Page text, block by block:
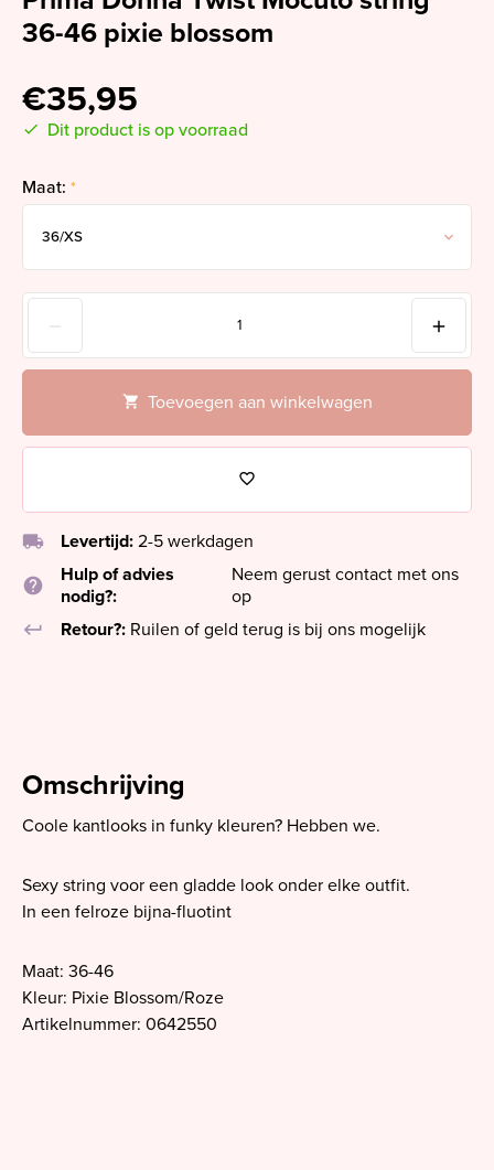
36-46 pixie blossom
€35,95
Dit product is op voorraad
Maat: *
Toevoegen aan winkelwagen
local_shipping Levertijd: 2-5 werkdagen
help
Hulp of advies
nodig?:
Neem gerust contact met ons
op
keyboard_return
Retour?: Ruilen of geld terug is bij ons mogelijk
Omschrijving
Coole kantlooks in funky kleuren? Hebben we.
Sexy string voor een gladde look onder elke outfit.
In een felroze bijna-fluotint
Maat: 36-46
Kleur: Pixie Blossom/Roze
Artikelnummer: 0642550